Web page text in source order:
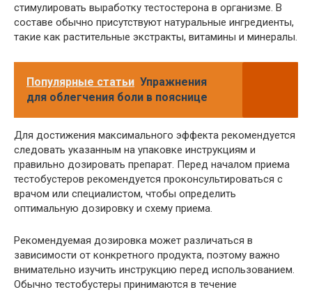
стимулировать выработку тестостерона в организме. В
составе обычно присутствуют натуральные ингредиенты,
такие как растительные экстракты, витамины и минералы.
Популярные статьи Упражнения
для облегчения боли в пояснице
Для достижения максимального эффекта рекомендуется
следовать указанным на упаковке инструкциям и
правильно дозировать препарат. Перед началом приема
тестобустеров рекомендуется проконсультироваться с
врачом или специалистом, чтобы определить
оптимальную дозировку и схему приема.
Рекомендуемая дозировка может различаться в
зависимости от конкретного продукта, поэтому важно
внимательно изучить инструкцию перед использованием.
Обычно тестобустеры принимаются в течение